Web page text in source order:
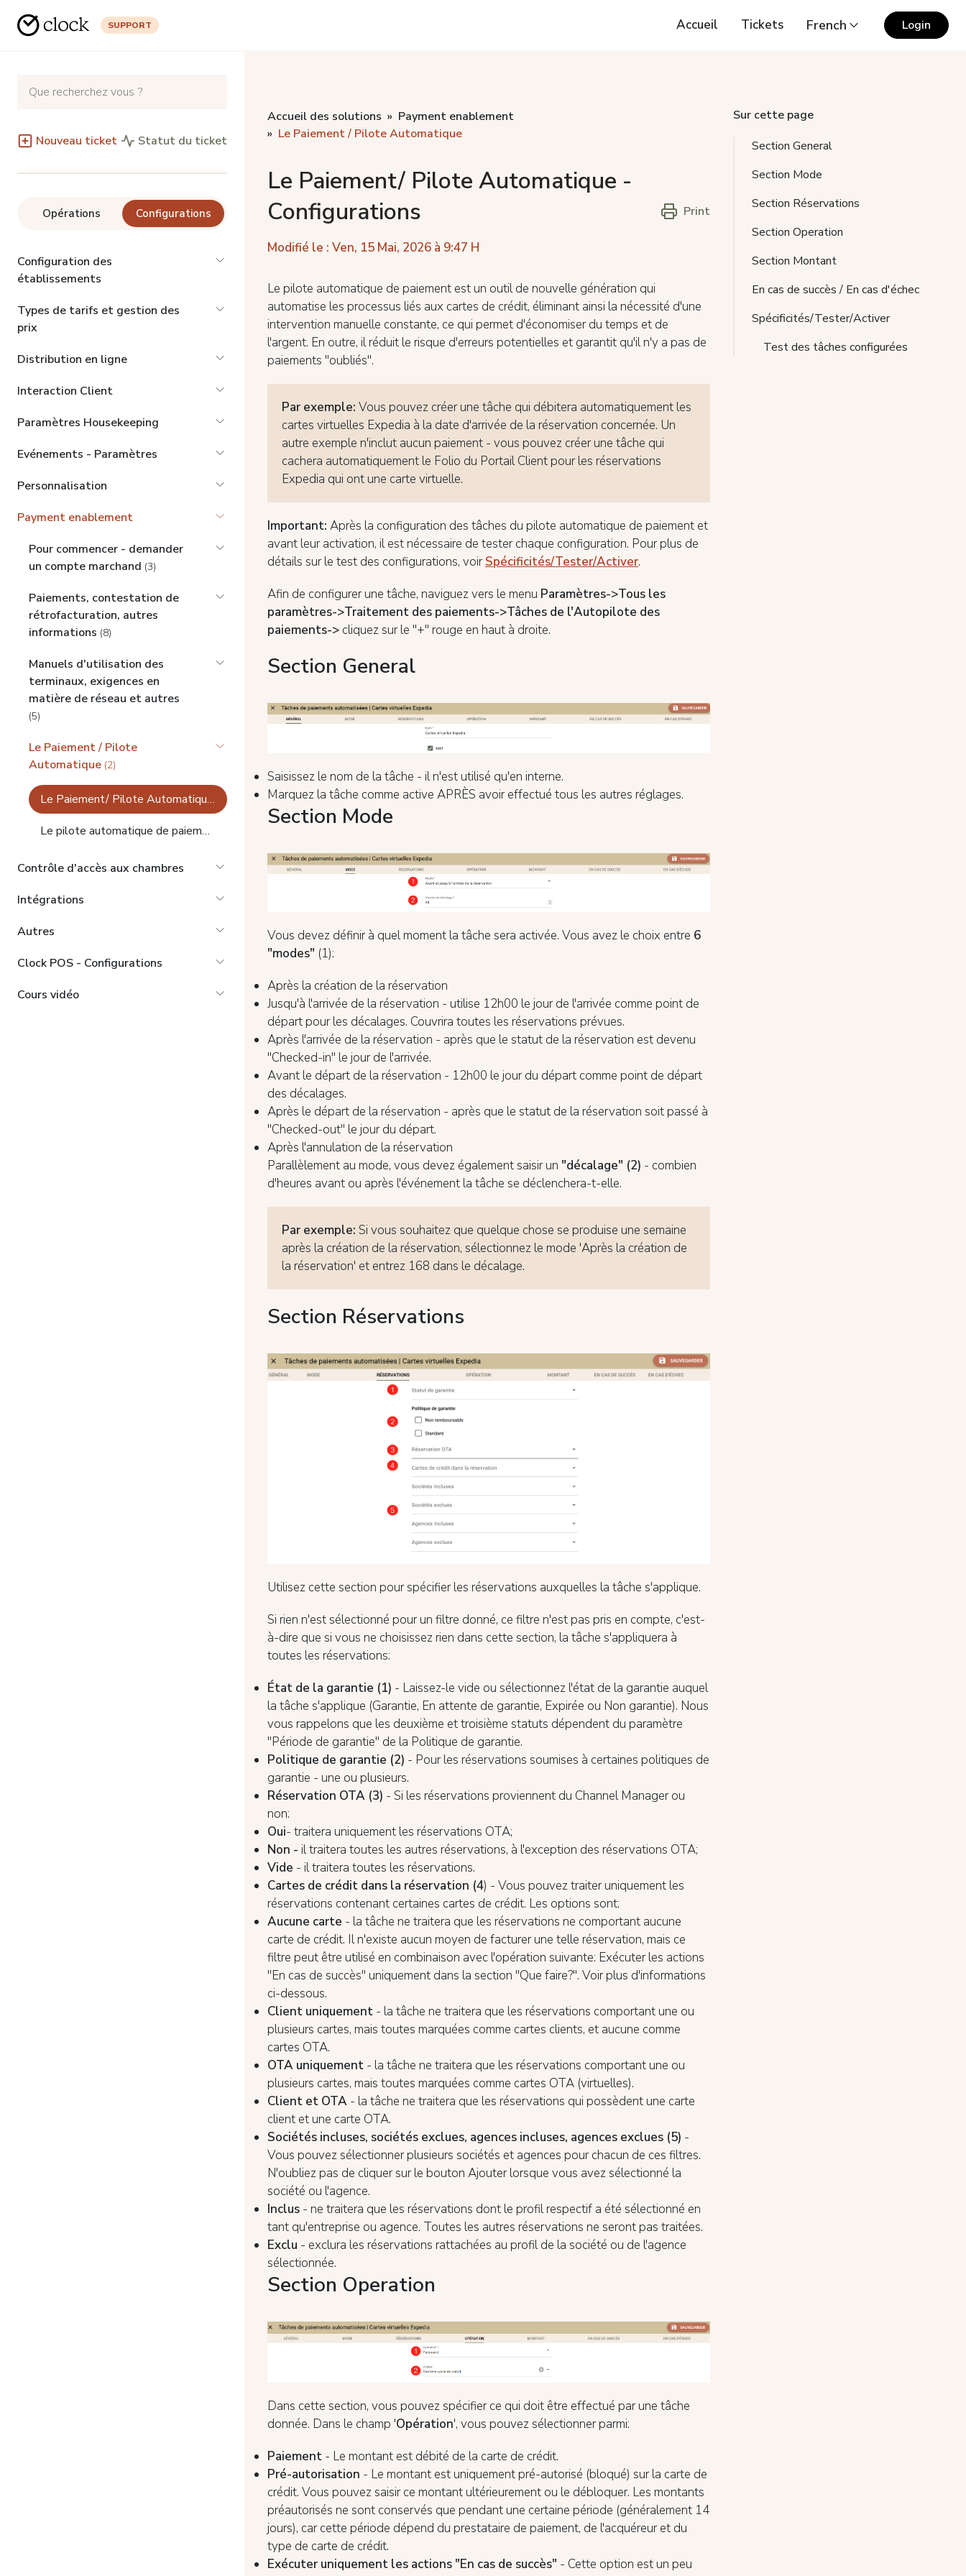
SUPPORT Accueil Tickets French Login
Nouveau ticket Statut du ticket
Opérations Configurations
Configuration des
établissements
Types de tarifs et gestion des
prix
Distribution en ligne
Interaction Client
Paramètres Housekeeping
Evénements - Paramètres
Personnalisation
Payment enablement
Pour commencer - demander
un compte marchand (3)
Paiements, contestation de
rétrofacturation, autres
informations (8)
Manuels d'utilisation des
terminaux, exigences en
matière de réseau et autres
(5)
Le Paiement / Pilote
Automatique (2)
Le Paiement/ Pilote Automatique - Configurations
Le pilote automatique de paiement - Exemples de tâches
Contrôle d'accès aux chambres
Intégrations
Autres
Clock POS - Configurations
Cours vidéo
Accueil des solutions
Payment enablement
Le Paiement / Pilote Automatique
Le Paiement/ Pilote Automatique -
Configurations
Modifié le : Ven, 15 Mai, 2026 à 9:47 H
Print
Le pilote automatique de paiement est un outil de nouvelle génération qui
automatise les processus liés aux cartes de crédit, éliminant ainsi la nécessité d'une
intervention manuelle constante, ce qui permet d'économiser du temps et de
l'argent. En outre, il réduit le risque d'erreurs potentielles et garantit qu'il n'y a pas de
paiements "oubliés".
Par exemple: Vous pouvez créer une tâche qui débitera automatiquement les
cartes virtuelles Expedia à la date d'arrivée de la réservation concernée. Un
autre exemple n'inclut aucun paiement - vous pouvez créer une tâche qui
cachera automatiquement le Folio du Portail Client pour les réservations
Expedia qui ont une carte virtuelle.
Important: Après la configuration des tâches du pilote automatique de paiement et
avant leur activation, il est nécessaire de tester chaque configuration. Pour plus de
détails sur le test des configurations, voirSpécificités/Tester/Activer.
Afin de configurer une tâche, naviguez vers le menu Paramètres->Tous les
paramètres->Traitement des paiements->Tâches de l'Autopilote des
paiements-> cliquez sur le "+" rouge en haut à droite.
Section General
Saisissez le nom de la tâche - il n'est utilisé qu'en interne.
Marquez la tâche comme active APRÈS avoir effectué tous les autres réglages.
Section Mode
Vous devez définir à quel moment la tâche sera activée. Vous avez le choix entre 6
"modes" (1):
Après la création de la réservation
Jusqu'à l'arrivée de la réservation - utilise 12h00 le jour de l'arrivée comme point de
départ pour les décalages. Couvrira toutes les réservations prévues.
Après l'arrivée de la réservation - après que le statut de la réservation est devenu
"Checked-in" le jour de l'arrivée.
Avant le départ de la réservation - 12h00 le jour du départ comme point de départ
des décalages.
Après le départ de la réservation - après que le statut de la réservation soit passé à
"Checked-out" le jour du départ.
Après l'annulation de la réservation
Parallèlement au mode, vous devez également saisir un "décalage" (2) - combien
d'heures avant ou après l'événement la tâche se déclenchera-t-elle.
Par exemple: Si vous souhaitez que quelque chose se produise une semaine
après la création de la réservation, sélectionnez le mode 'Après la création de
la réservation' et entrez 168 dans le décalage.
Section Réservations
Utilisez cette section pour spécifier les réservations auxquelles la tâche s'applique.
Si rien n'est sélectionné pour un filtre donné, ce filtre n'est pas pris en compte, c'est-
à-dire que si vous ne choisissez rien dans cette section, la tâche s'appliquera à
toutes les réservations:
État de la garantie (1) - Laissez-le vide ou sélectionnez l'état de la garantie auquel
la tâche s'applique (Garantie, En attente de garantie, Expirée ou Non garantie). Nous
vous rappelons que les deuxième et troisième statuts dépendent du paramètre
"Période de garantie" de la Politique de garantie.
Politique de garantie (2) - Pour les réservations soumises à certaines politiques de
garantie - une ou plusieurs.
Réservation OTA (3) - Si les réservations proviennent du Channel Manager ou
non:
Oui- traitera uniquement les réservations OTA;
Non - il traitera toutes les autres réservations, à l'exception des réservations OTA;
Vide - il traitera toutes les réservations.
Cartes de crédit dans la réservation (4) - Vous pouvez traiter uniquement les
réservations contenant certaines cartes de crédit. Les options sont:
Aucune carte - la tâche ne traitera que les réservations ne comportant aucune
carte de crédit. Il n'existe aucun moyen de facturer une telle réservation, mais ce
filtre peut être utilisé en combinaison avec l'opération suivante: Exécuter les actions
"En cas de succès" uniquement dans la section "Que faire?". Voir plus d'informations
ci-dessous.
Client uniquement - la tâche ne traitera que les réservations comportant une ou
plusieurs cartes, mais toutes marquées comme cartes clients, et aucune comme
cartes ОТА.
ОТА uniquement - la tâche ne traitera que les réservations comportant une ou
plusieurs cartes, mais toutes marquées comme cartes ОТА (virtuelles).
Client et OTA - la tâche ne traitera que les réservations qui possèdent une carte
client et une carte OTA.
Sociétés incluses, sociétés exclues, agences incluses, agences exclues (5) -
Vous pouvez sélectionner plusieurs sociétés et agences pour chacun de ces filtres.
N'oubliez pas de cliquer sur le bouton Ajouter lorsque vous avez sélectionné la
société ou l'agence.
Inclus - ne traitera que les réservations dont le profil respectif a été sélectionné en
tant qu'entreprise ou agence. Toutes les autres réservations ne seront pas traitées.
Exclu - exclura les réservations rattachées au profil de la société ou de l'agence
sélectionnée.
Section Operation
Dans cette section, vous pouvez spécifier ce qui doit être effectué par une tâche
donnée. Dans le champ 'Opération', vous pouvez sélectionner parmi:
Paiement - Le montant est débité de la carte de crédit.
Pré-autorisation - Le montant est uniquement pré-autorisé (bloqué) sur la carte de
crédit. Vous pouvez saisir ce montant ultérieurement ou le débloquer. Les montants
préautorisés ne sont conservés que pendant une certaine période (généralement 14
jours), car cette période dépend du prestataire de paiement, de l'acquéreur et du
type de carte de crédit.
Exécuter uniquement les actions "En cas de succès" - Cette option est un peu
Sur cette page
Section General
Section Mode
Section Réservations
Section Operation
Section Montant
En cas de succès / En cas d'échec
Spécificités/Tester/Activer
Test des tâches configurées